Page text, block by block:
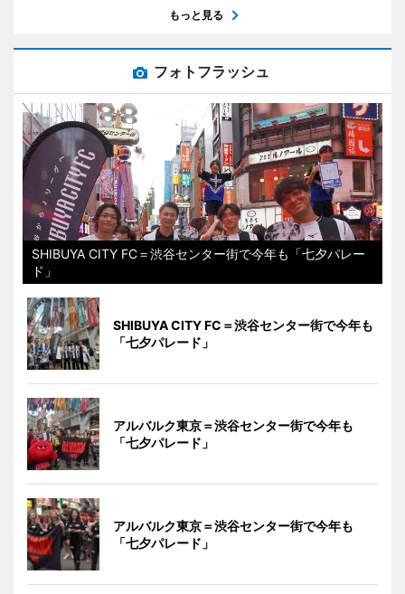
もっと見る
フォトフラッシュ
SHIBUYA CITY FC＝渋谷センター街で今年も「七夕パレー
ド」
SHIBUYA CITY FC＝渋谷センター街で今年も
「七夕パレード」
アルバルク東京＝渋谷センター街で今年も
「七夕パレード」
アルバルク東京＝渋谷センター街で今年も
「七夕パレード」